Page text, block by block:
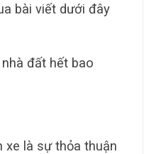
bài viết dưới đây
đất hết bao
xe là sự thỏa thuận